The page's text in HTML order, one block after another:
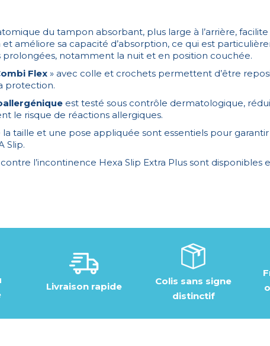
du tampon absorbant, plus large à l’arrière,
améliore sa capacité d’absorption, ce qui est
prolongées, notamment la nuit et en position couchée.
Flex » avec colle et crochets permettent d’être
protection.
est testé sous contrôle dermatologique,
le risque de réactions allergiques.
taille et une pose appliquée sont essentiels pour garantir
Slip.
l’incontinence Hexa Slip Extra Plus sont disponibles
Livraison rapide
Colis sans signe
distinctif